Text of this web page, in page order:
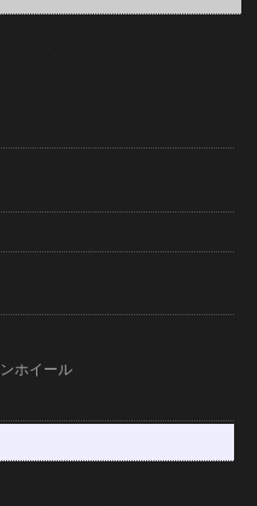
ホイール